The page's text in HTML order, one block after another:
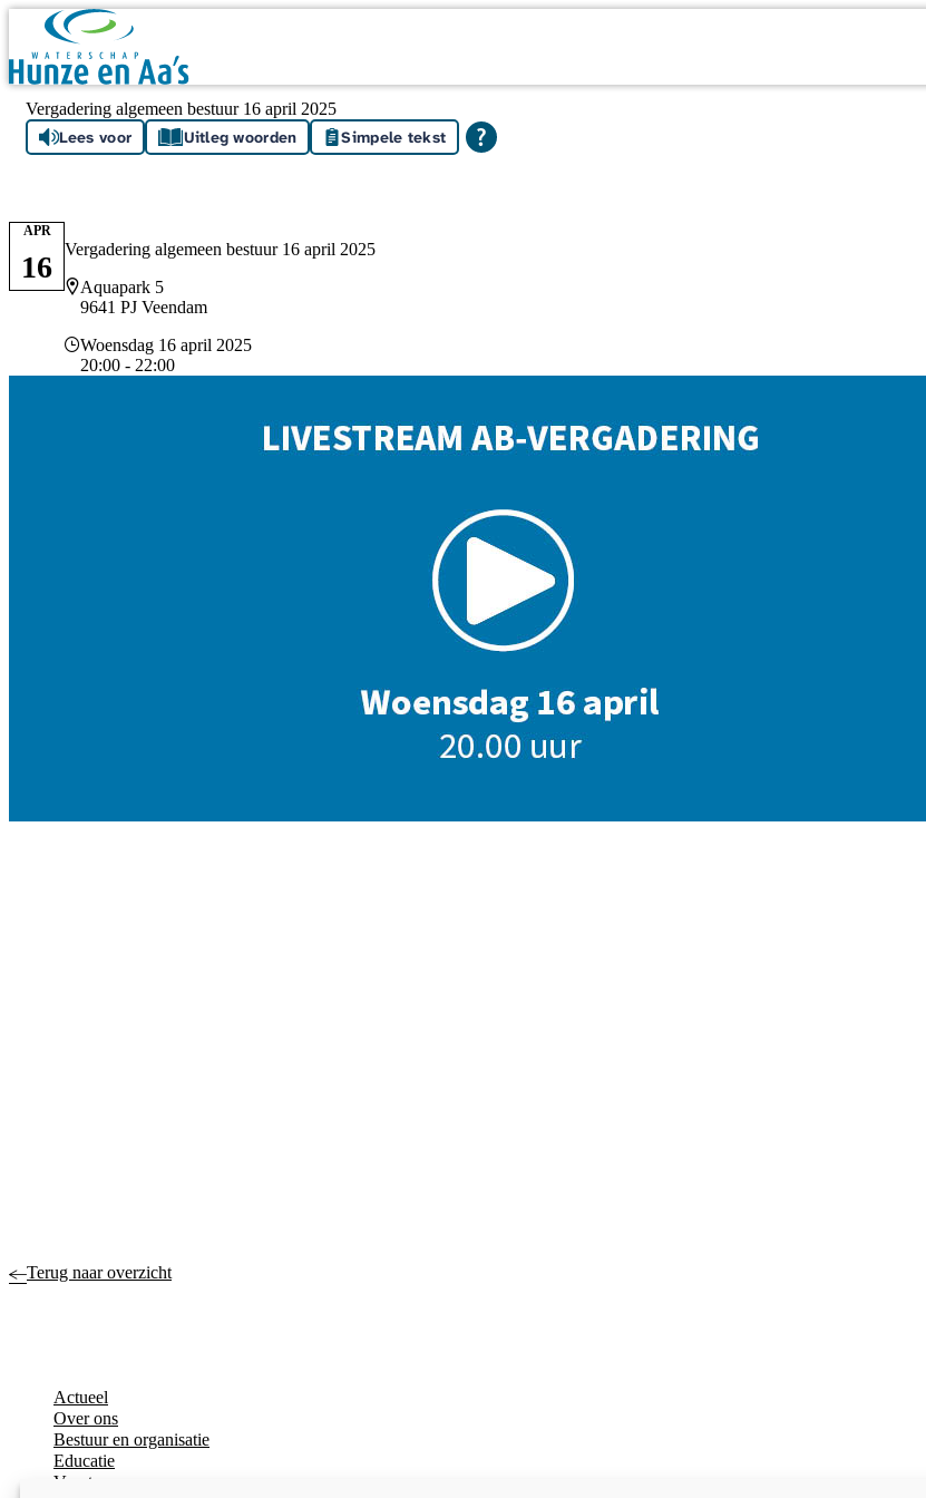
Skip navigation
Vergadering algemeen bestuur 16 april 2025
Lees voor Uitleg woorden Simpele tekst
Vergadering algemeen bestuur 16 april 2025
Locatie
Aquapark 5
9641 PJ Veendam
Datum en tijd
Woensdag 16 april 2025
20:00 - 22:00
APR
16
Terug naar overzicht
Actueel
Over ons
Bestuur en organisatie
Educatie
Vacatures